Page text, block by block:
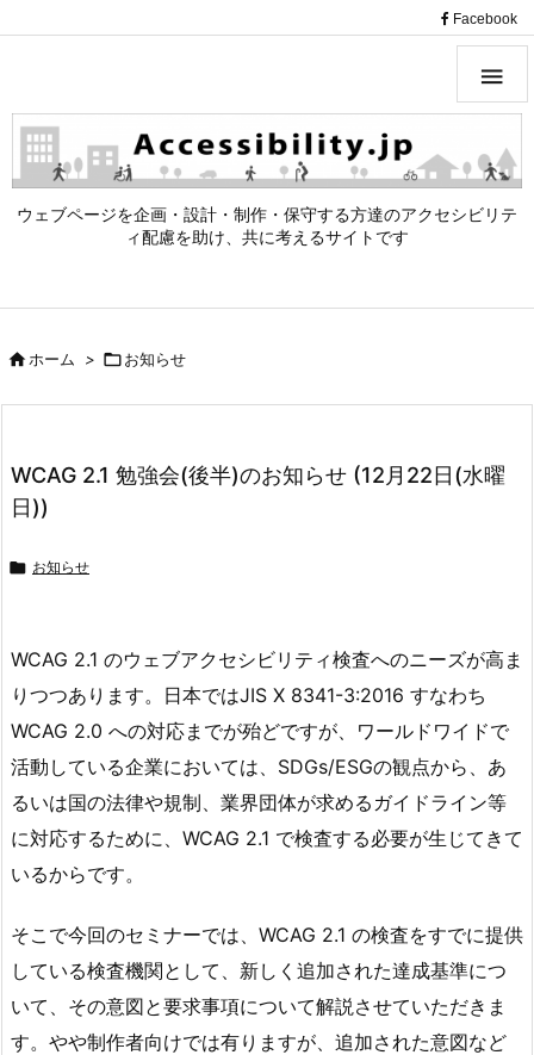
Facebook
ウェブページを企画・設計・制作・保守する方達のアクセシビリテ
ィ配慮を助け、共に考えるサイトです

ホーム > お知らせ
WCAG 2.1 勉強会(後半)のお知らせ (12月22日(水曜
日))
 お知らせ
WCAG 2.1 のウェブアクセシビリティ検査へのニーズが高ま
りつつあります。日本ではJIS X 8341-3:2016 すなわち
WCAG 2.0 への対応までが殆どですが、ワールドワイドで
活動している企業においては、SDGs/ESGの観点から、あ
るいは国の法律や規制、業界団体が求めるガイドライン等
に対応するために、WCAG 2.1 で検査する必要が生じてきて
いるからです。
そこで今回のセミナーでは、WCAG 2.1 の検査をすでに提供
している検査機関として、新しく追加された達成基準につ
いて、その意図と要求事項について解説させていただきま
す。やや制作者向けでは有りますが、追加された意図など